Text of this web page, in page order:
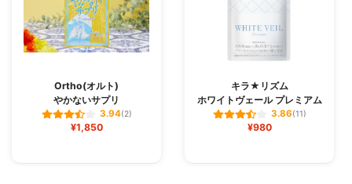
Ortho(オルト)
やかないサプリ
3.94(2)
¥1,850
キラ★リズム
ホワイトヴェール プレミアム
3.86(11)
¥980